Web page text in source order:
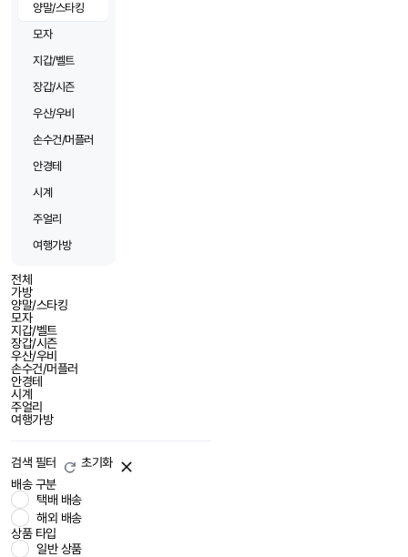
양말/스타킹
모자
지갑/벨트
장갑/시즌
우산/우비
손수건/머플러
안경테
시계
주얼리
여행가방
전체
가방
양말/스타킹
모자
지갑/벨트
장갑/시즌
우산/우비
손수건/머플러
안경테
시계
주얼리
여행가방
검색 필터
초기화
배송 구분
택배 배송
해외 배송
상품 타입
일반 상품